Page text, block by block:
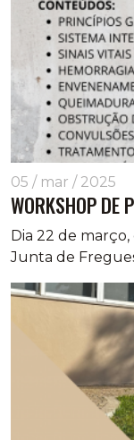
05 / mar / 2025
WORKSHOP DE
Dia 22 de
Junta de